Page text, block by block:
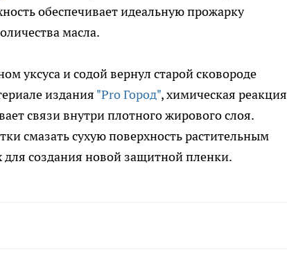
обеспечивает идеальную прожарку
масла.
уксуса и содой вернул старой сковороде
издания "Pro Город", химическая реакция
связи внутри плотного жирового слоя.
смазать сухую поверхность растительным
для создания новой защитной пленки.